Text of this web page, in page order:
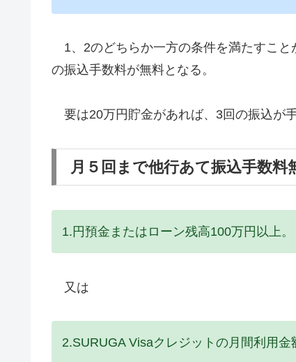
1、2のどちらか一方の条件を満たすこと
の振込手数料が無料となる。
要は20万円貯金があれば、3回の振込が手
月５回まで他行あて振込手数料
1.円預金またはローン残高100万円以上。
又は
2.SURUGA Visaクレジットの月間利用金